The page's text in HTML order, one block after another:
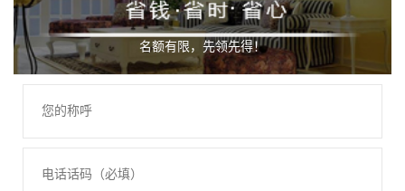
名额有限，先领先得！